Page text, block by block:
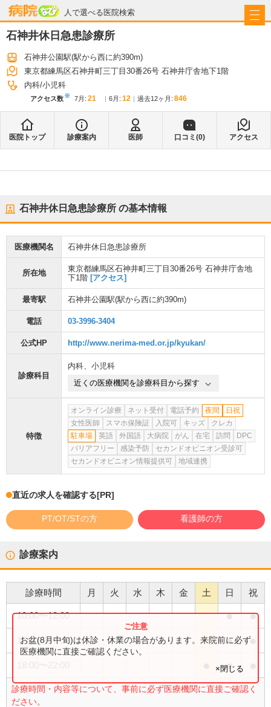
人で選べる医院検索
病院なび
石神井休日急患診療所
石神井公園駅(駅から西に約390m)
東京都練馬区石神井町三丁目30番26号 石神井庁舎地下1階
内科 小児科
アクセス数※ 7月 : 21 6月 : 12 過去12ヶ月: 846
医院トップ 診療案内 医師 口コミ(0) アクセス
石神井休日急患診療所 の基本情報
医療機関名 石神井休日急患診療所
所在地
東京都練馬区石神井町三丁目30番26号 石神井庁舎地
下1階 [アクセス]
最寄駅 石神井公園駅(駅から西に約390m)
電話 03-3996-3404
公式HP http://www.nerima-med.or.jp/kyukan/
診療科目
内科、 小児科
近くの医療機関を診療科目から探す
特徴
オンライン診療 ネット受付 電話予約 夜間
日祝
女性医師
スマホ保険証 入院可 キッズ
クレカ
駐車場
英語 外国語 大病院 がん 在宅 訪問
DPC
バリアフリー
感染予防
セカンドオピニオン受診可
セカンドオピニオン情報提供可
地域連携
直近の求人を確認する[PR]
PT/OT/STの方 看護師の方
診療案内
診療時間 月 火 水 木 金 土 日 祝
10:00〜12:00 ● ●
13:00〜17:00 ● ●
●
診療時間・内容等について、事前に必ず医療機関に直接ご確認く
ださい。
お盆(8月中旬)は休診・休業の場合があります。来院前に必ず
医療機関に直接ご確認ください。
×閉じる